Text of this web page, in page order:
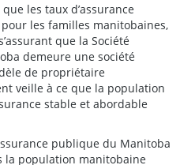
les taux d’assurance
les familles manitobaines,
que la Société
demeure une société
de propriétaire
veille à ce que la population
stable et abordable
publique du Manitoba
la population manitobaine